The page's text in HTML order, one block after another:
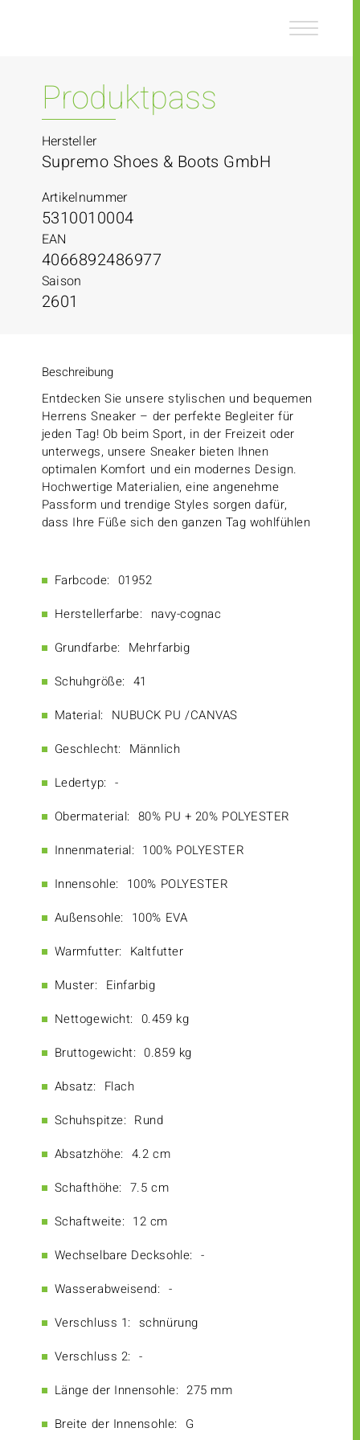
Produktpass
Hersteller
Supremo Shoes & Boots GmbH
Artikelnummer
5310010004
EAN
4066892486977
Saison
2601
Beschreibung
Entdecken Sie unsere stylischen und bequemen
Herrens Sneaker – der perfekte Begleiter für
jeden Tag! Ob beim Sport, in der Freizeit oder
unterwegs, unsere Sneaker bieten Ihnen
optimalen Komfort und ein modernes Design.
Hochwertige Materialien, eine angenehme
Passform und trendige Styles sorgen dafür,
dass Ihre Füße sich den ganzen Tag wohlfühlen
Farbcode: 01952
Herstellerfarbe: navy-cognac
Grundfarbe: Mehrfarbig
Schuhgröße: 41
Material: NUBUCK PU /CANVAS
Geschlecht: Männlich
Ledertyp: -
Obermaterial: 80% PU + 20% POLYESTER
Innenmaterial: 100% POLYESTER
Innensohle: 100% POLYESTER
Außensohle: 100% EVA
Warmfutter: Kaltfutter
Muster: Einfarbig
Nettogewicht: 0.459 kg
Bruttogewicht: 0.859 kg
Absatz: Flach
Schuhspitze: Rund
Absatzhöhe: 4.2 cm
Schafthöhe: 7.5 cm
Schaftweite: 12 cm
Wechselbare Decksohle: -
Wasserabweisend: -
Verschluss 1: schnürung
Verschluss 2: -
Länge der Innensohle: 275 mm
Breite der Innensohle: G